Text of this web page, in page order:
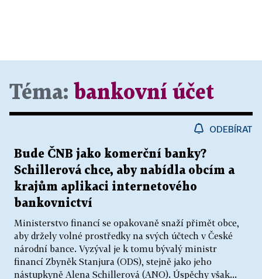
Téma: bankovní účet
ODEBÍRAT
Bude ČNB jako komerční banky?
Schillerová chce, aby nabídla obcím a
krajům aplikaci internetového
bankovnictví
Ministerstvo financí se opakovaně snaží přimět obce,
aby držely volné prostředky na svých účtech v České
národní bance. Vyzýval je k tomu bývalý ministr
financí Zbyněk Stanjura (ODS), stejně jako jeho
nástupkyně Alena Schillerová (ANO). Úspěchy však...